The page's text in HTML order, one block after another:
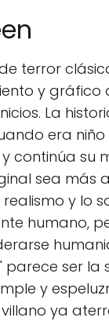
terror
y gráfico
La
era
continúa su
sea más
y lo
humano,
parece ser
y
ya